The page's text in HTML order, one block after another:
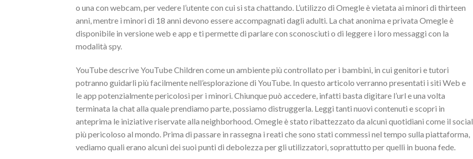
o una con webcam, per vedere l’utente con cui si sta chattando. L’utilizzo di Omegle è vietata ai minori di thirteen
anni, mentre i minori di 18 anni devono essere accompagnati dagli adulti. La chat anonima e privata Omegle è
disponibile in versione web e app e ti permette di parlare con sconosciuti o di leggere i loro messaggi con la
modalità spy.
YouTube descrive YouTube Children come un ambiente più controllato per i bambini, in cui genitori e tutori
potranno guidarli più facilmente nell’esplorazione di YouTube. In questo articolo verranno presentati i siti Web e
le app potenzialmente pericolosi per i minori. Chiunque può accedere, infatti basta digitare l’url e una volta
terminata la chat alla quale prendiamo parte, possiamo distruggerla. Leggi tanti nuovi contenuti e scopri in
anteprima le iniziative riservate alla neighborhood. Omegle è stato ribattezzato da alcuni quotidiani come il social
più pericoloso al mondo. Prima di passare in rassegna i reati che sono stati commessi nel tempo sulla piattaforma,
vediamo quali erano alcuni dei suoi punti di debolezza per gli utilizzatori, soprattutto per quelli in buona fede.